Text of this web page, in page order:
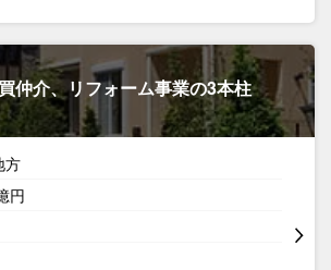
仲介、リフォーム事業の3本柱
方
円